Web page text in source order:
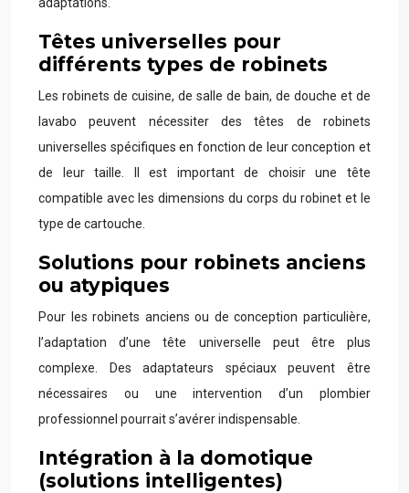
Têtes universelles pour
différents types de robinets
Les robinets de cuisine, de salle de bain, de douche et de
lavabo peuvent nécessiter des têtes de robinets
universelles spécifiques en fonction de leur conception et
de leur taille. Il est important de choisir une tête
compatible avec les dimensions du corps du robinet et le
type de cartouche.
Solutions pour robinets anciens
ou atypiques
Pour les robinets anciens ou de conception particulière,
l’adaptation d’une tête universelle peut être plus
complexe. Des adaptateurs spéciaux peuvent être
nécessaires ou une intervention d’un plombier
professionnel pourrait s’avérer indispensable.
Intégration à la domotique
(solutions intelligentes)